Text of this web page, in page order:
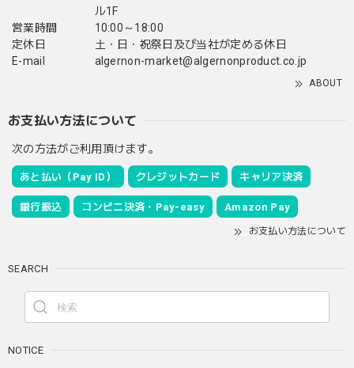
ル1F
営業時間
10:00～18:00
定休日
土・日・祝祭日及び当社が定める休日
E-mail
algernon-market@algernonproduct.co.jp
ABOUT
お支払い方法について
次の方法がご利用頂けます。
あと払い（Pay ID） クレジットカード キャリア決済
銀行振込 コンビニ決済・Pay-easy Amazon Pay
お支払い方法について
SEARCH
NOTICE